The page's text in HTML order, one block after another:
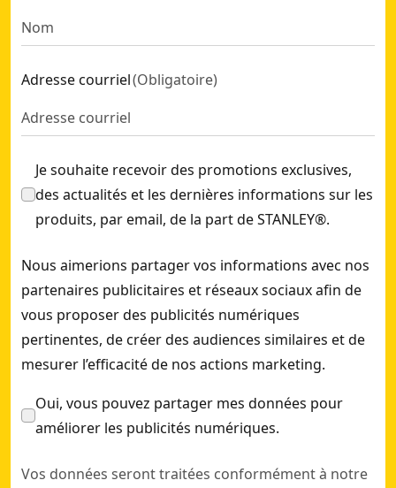
Adresse courriel(Obligatoire)
Je souhaite recevoir des promotions exclusives,
des actualités et les dernières informations sur les
produits, par email, de la part de STANLEY®.
Nous aimerions partager vos informations avec nos
partenaires publicitaires et réseaux sociaux afin de
vous proposer des publicités numériques
pertinentes, de créer des audiences similaires et de
mesurer l’efficacité de nos actions marketing.
Oui, vous pouvez partager mes données pour
améliorer les publicités numériques.
Vos données seront traitées conformément à notre